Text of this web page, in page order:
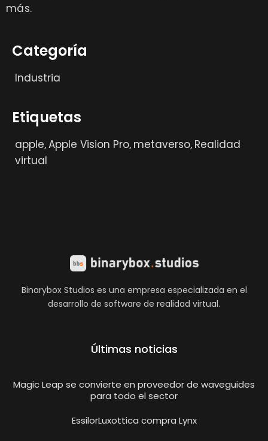
más.
Categoría
Industria
Etiquetas
apple, Apple Vision Pro, metaverso, Realidad
virtual
Binarybox Studios es una empresa especializada en el
desarrollo de software de realidad virtual.
Últimas noticias
Magic Leap se convierte en proveedor de waveguides
para todo el sector
EssilorLuxottica compra Lynx